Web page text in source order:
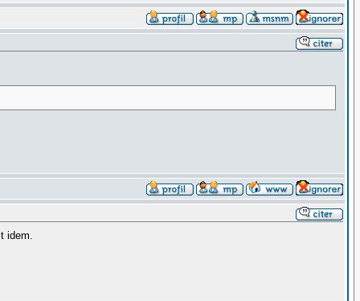
idem.